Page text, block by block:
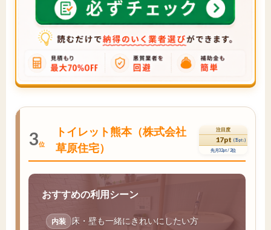
3位
トイレット熊本（株式会社
草原住宅）
注目度
17pt (15pt↓)
先月32pt / 2位
おすすめの利用シーン
内装 床・壁も一緒にきれいにしたい方